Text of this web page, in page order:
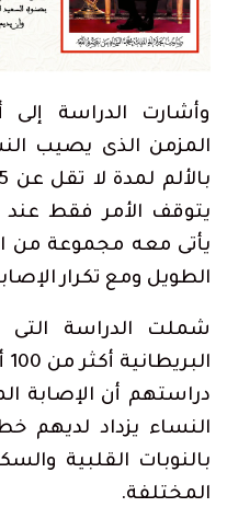
وأشارت الدراسة إلى
المزمن الذى يصيب
يتوقف الأمر فقط عند
يأتى معه مجموعة من
الطويل ومع تكرار
شملت الدراسة
دراستهم أن الإصابة
النساء يزداد لديهم
بالنوبات القلبية
المختلفة.